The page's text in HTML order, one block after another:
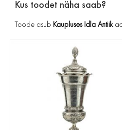
Kus toodet näha saab?
Toode asub Kaupluses Idla Antiik